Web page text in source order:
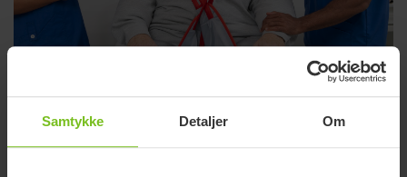
Samtykke Detaljer Om